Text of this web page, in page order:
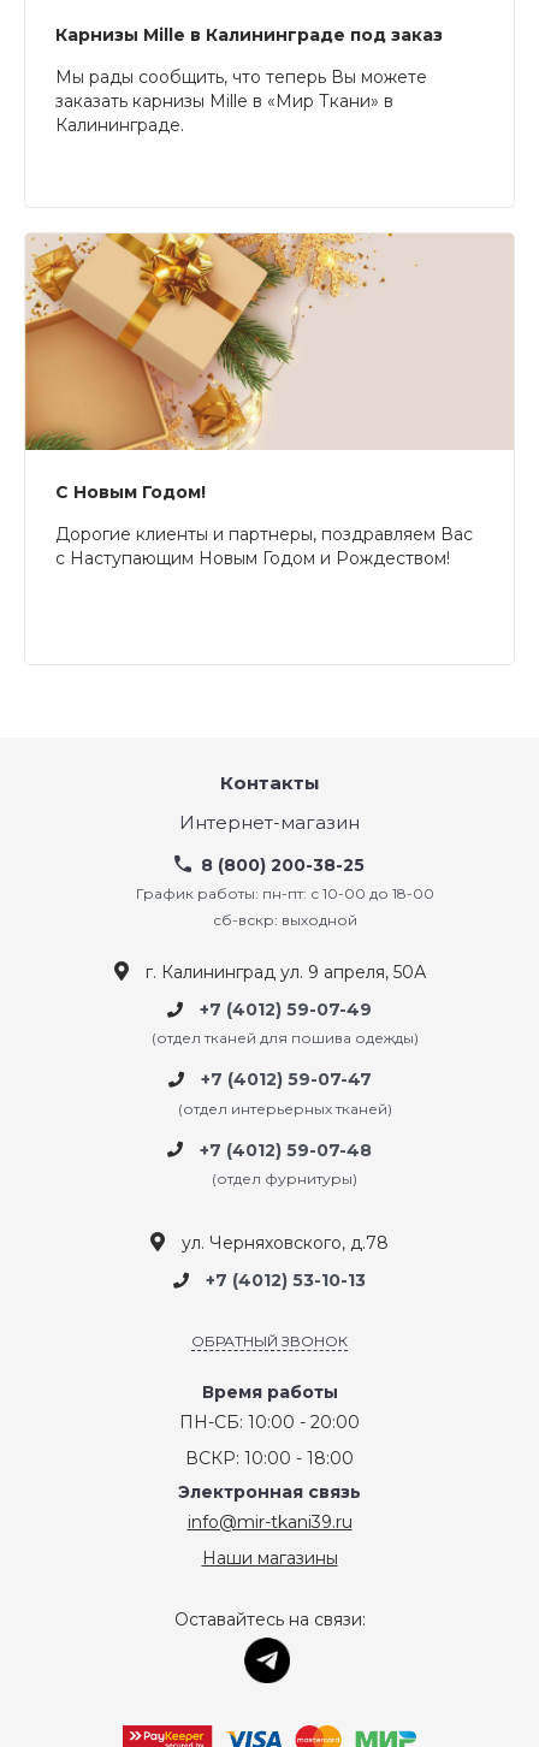
Карнизы Mille в Калининграде под заказ
Мы рады сообщить, что теперь Вы можете
заказать карнизы Mille в «Мир Ткани» в
Калининграде.
С Новым Годом!
Дорогие клиенты и партнеры, поздравляем Вас
с Наступающим Новым Годом и Рождеством!
Контакты
Интернет-магазин
8 (800) 200-38-25
График работы: пн-пт: с 10-00 до 18-00
сб-вскр: выходной
г. Калининград ул. 9 апреля, 50А
+7 (4012) 59-07-49
(отдел тканей для пошива одежды)
+7 (4012) 59-07-47
(отдел интерьерных тканей)
+7 (4012) 59-07-48
(отдел фурнитуры)
ул. Черняховского, д.78
+7 (4012) 53-10-13
ОБРАТНЫЙ ЗВОНОК
Время работы
ПН-СБ: 10:00 - 20:00
ВСКР: 10:00 - 18:00
Электронная связь
info@mir-tkani39.ru
Наши магазины
Оставайтесь на связи: